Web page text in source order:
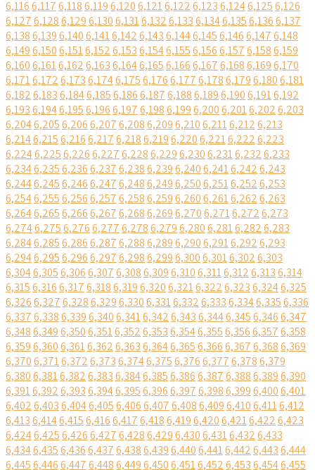
6,1166,1176,1186,1196,1206,1216,1226,1236,1246,1256,126
6,1276,1286,1296,1306,1316,1326,1336,1346,1356,1366,137
6,1386,1396,1406,1416,1426,1436,1446,1456,1466,1476,148
6,1496,1506,1516,1526,1536,1546,1556,1566,1576,1586,159
6,1606,1616,1626,1636,1646,1656,1666,1676,1686,1696,170
6,1716,1726,1736,1746,1756,1766,1776,1786,1796,1806,181
6,1826,1836,1846,1856,1866,1876,1886,1896,1906,1916,192
6,1936,1946,1956,1966,1976,1986,1996,2006,2016,2026,203
6,2046,2056,2066,2076,2086,2096,2106,2116,2126,213
6,2146,2156,2166,2176,2186,2196,2206,2216,2226,223
6,2246,2256,2266,2276,2286,2296,2306,2316,2326,233
6,2346,2356,2366,2376,2386,2396,2406,2416,2426,243
6,2446,2456,2466,2476,2486,2496,2506,2516,2526,253
6,2546,2556,2566,2576,2586,2596,2606,2616,2626,263
6,2646,2656,2666,2676,2686,2696,2706,2716,2726,273
6,2746,2756,2766,2776,2786,2796,2806,2816,2826,283
6,2846,2856,2866,2876,2886,2896,2906,2916,2926,293
6,2946,2956,2966,2976,2986,2996,3006,3016,3026,303
6,3046,3056,3066,3076,3086,3096,3106,3116,3126,3136,314
6,3156,3166,3176,3186,3196,3206,3216,3226,3236,3246,325
6,3266,3276,3286,3296,3306,3316,3326,3336,3346,3356,336
6,3376,3386,3396,3406,3416,3426,3436,3446,3456,3466,347
6,3486,3496,3506,3516,3526,3536,3546,3556,3566,3576,358
6,3596,3606,3616,3626,3636,3646,3656,3666,3676,3686,369
6,3706,3716,3726,3736,3746,3756,3766,3776,3786,379
6,3806,3816,3826,3836,3846,3856,3866,3876,3886,3896,390
6,3916,3926,3936,3946,3956,3966,3976,3986,3996,4006,401
6,4026,4036,4046,4056,4066,4076,4086,4096,4106,4116,412
6,4136,4146,4156,4166,4176,4186,4196,4206,4216,4226,423
6,4246,4256,4266,4276,4286,4296,4306,4316,4326,433
6,4346,4356,4366,4376,4386,4396,4406,4416,4426,4436,444
6,4456,4466,4476,4486,4496,4506,4516,4526,4536,4546,455